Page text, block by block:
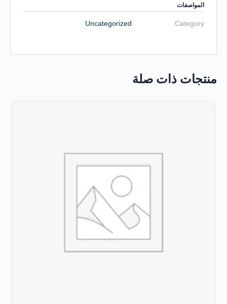
المواصفات
Category:
Uncategorized
منتجات ذات صلة